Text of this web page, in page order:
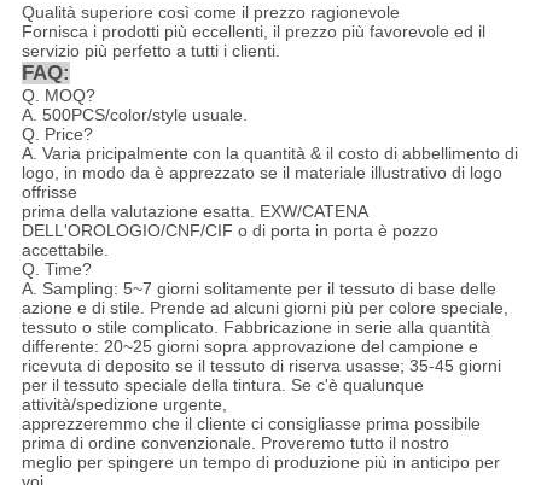
Qualità superiore così come il prezzo ragionevole
Fornisca i prodotti più eccellenti, il prezzo più favorevole ed il
servizio più perfetto a tutti i clienti.
FAQ:
Q. MOQ?
A. 500PCS/color/style usuale.
Q. Price?
A. Varia pricipalmente con la quantità & il costo di abbellimento di
logo, in modo da è apprezzato se il materiale illustrativo di logo
offrisse
prima della valutazione esatta. EXW/CATENA
DELL'OROLOGIO/CNF/CIF o di porta in porta è pozzo
accettabile.
Q. Time?
A. Sampling: 5~7 giorni solitamente per il tessuto di base delle
azione e di stile. Prende ad alcuni giorni più per colore speciale,
tessuto o stile complicato. Fabbricazione in serie alla quantità
differente: 20~25 giorni sopra approvazione del campione e
ricevuta di deposito se il tessuto di riserva usasse; 35-45 giorni
per il tessuto speciale della tintura. Se c'è qualunque
attività/spedizione urgente,
apprezzeremmo che il cliente ci consigliasse prima possibile
prima di ordine convenzionale. Proveremo tutto il nostro
meglio per spingere un tempo di produzione più in anticipo per
voi.